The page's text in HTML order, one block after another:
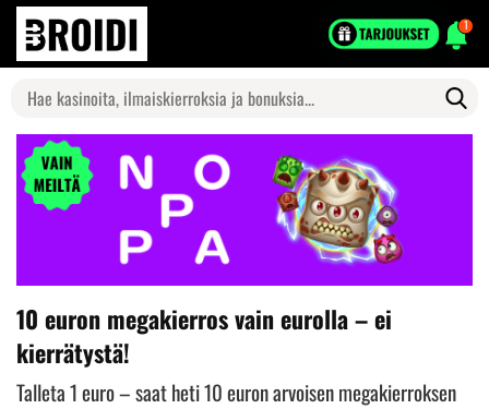
1
Search
for:
10 euron megakierros vain eurolla – ei
kierrätystä!
Talleta 1 euro – saat heti 10 euron arvoisen megakierroksen